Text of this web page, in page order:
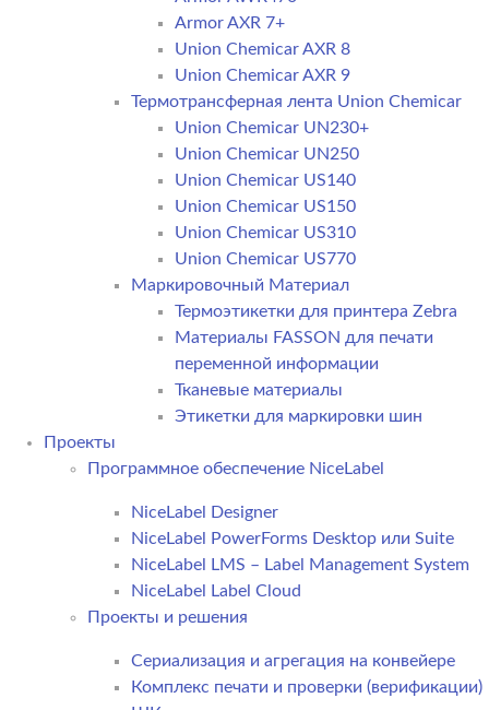
Armor AXR 7+
Union Chemicar AXR 8
Union Chemicar AXR 9
Термотрансферная лента Union Chemicar
Union Chemicar UN230+
Union Chemicar UN250
Union Chemicar US140
Union Chemicar US150
Union Chemicar US310
Union Chemicar US770
Маркировочный Материал
Термоэтикетки для принтера Zebra
Материалы FASSON для печати
переменной информации
Тканевые материалы
Этикетки для маркировки шин
Проекты
Программное обеспечение NiceLabel
NiceLabel Designer
NiceLabel PowerForms Desktop или Suite
NiceLabel LMS – Label Management System
NiceLabel Label Cloud
Проекты и решения
Сериализация и агрегация на конвейере
Комплекс печати и проверки (верификации)